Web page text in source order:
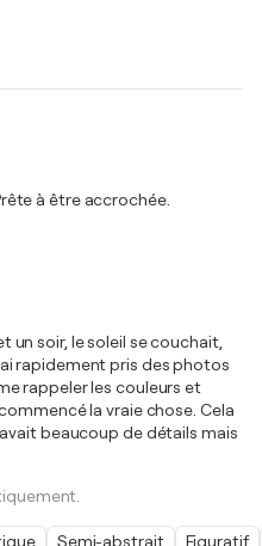
à être accrochée.
un soir, le soleil se couchait,
rapidement pris des photos
rappeler les couleurs et
la vraie chose. Cela
beaucoup de détails mais
Semi-abstrait Figuratif